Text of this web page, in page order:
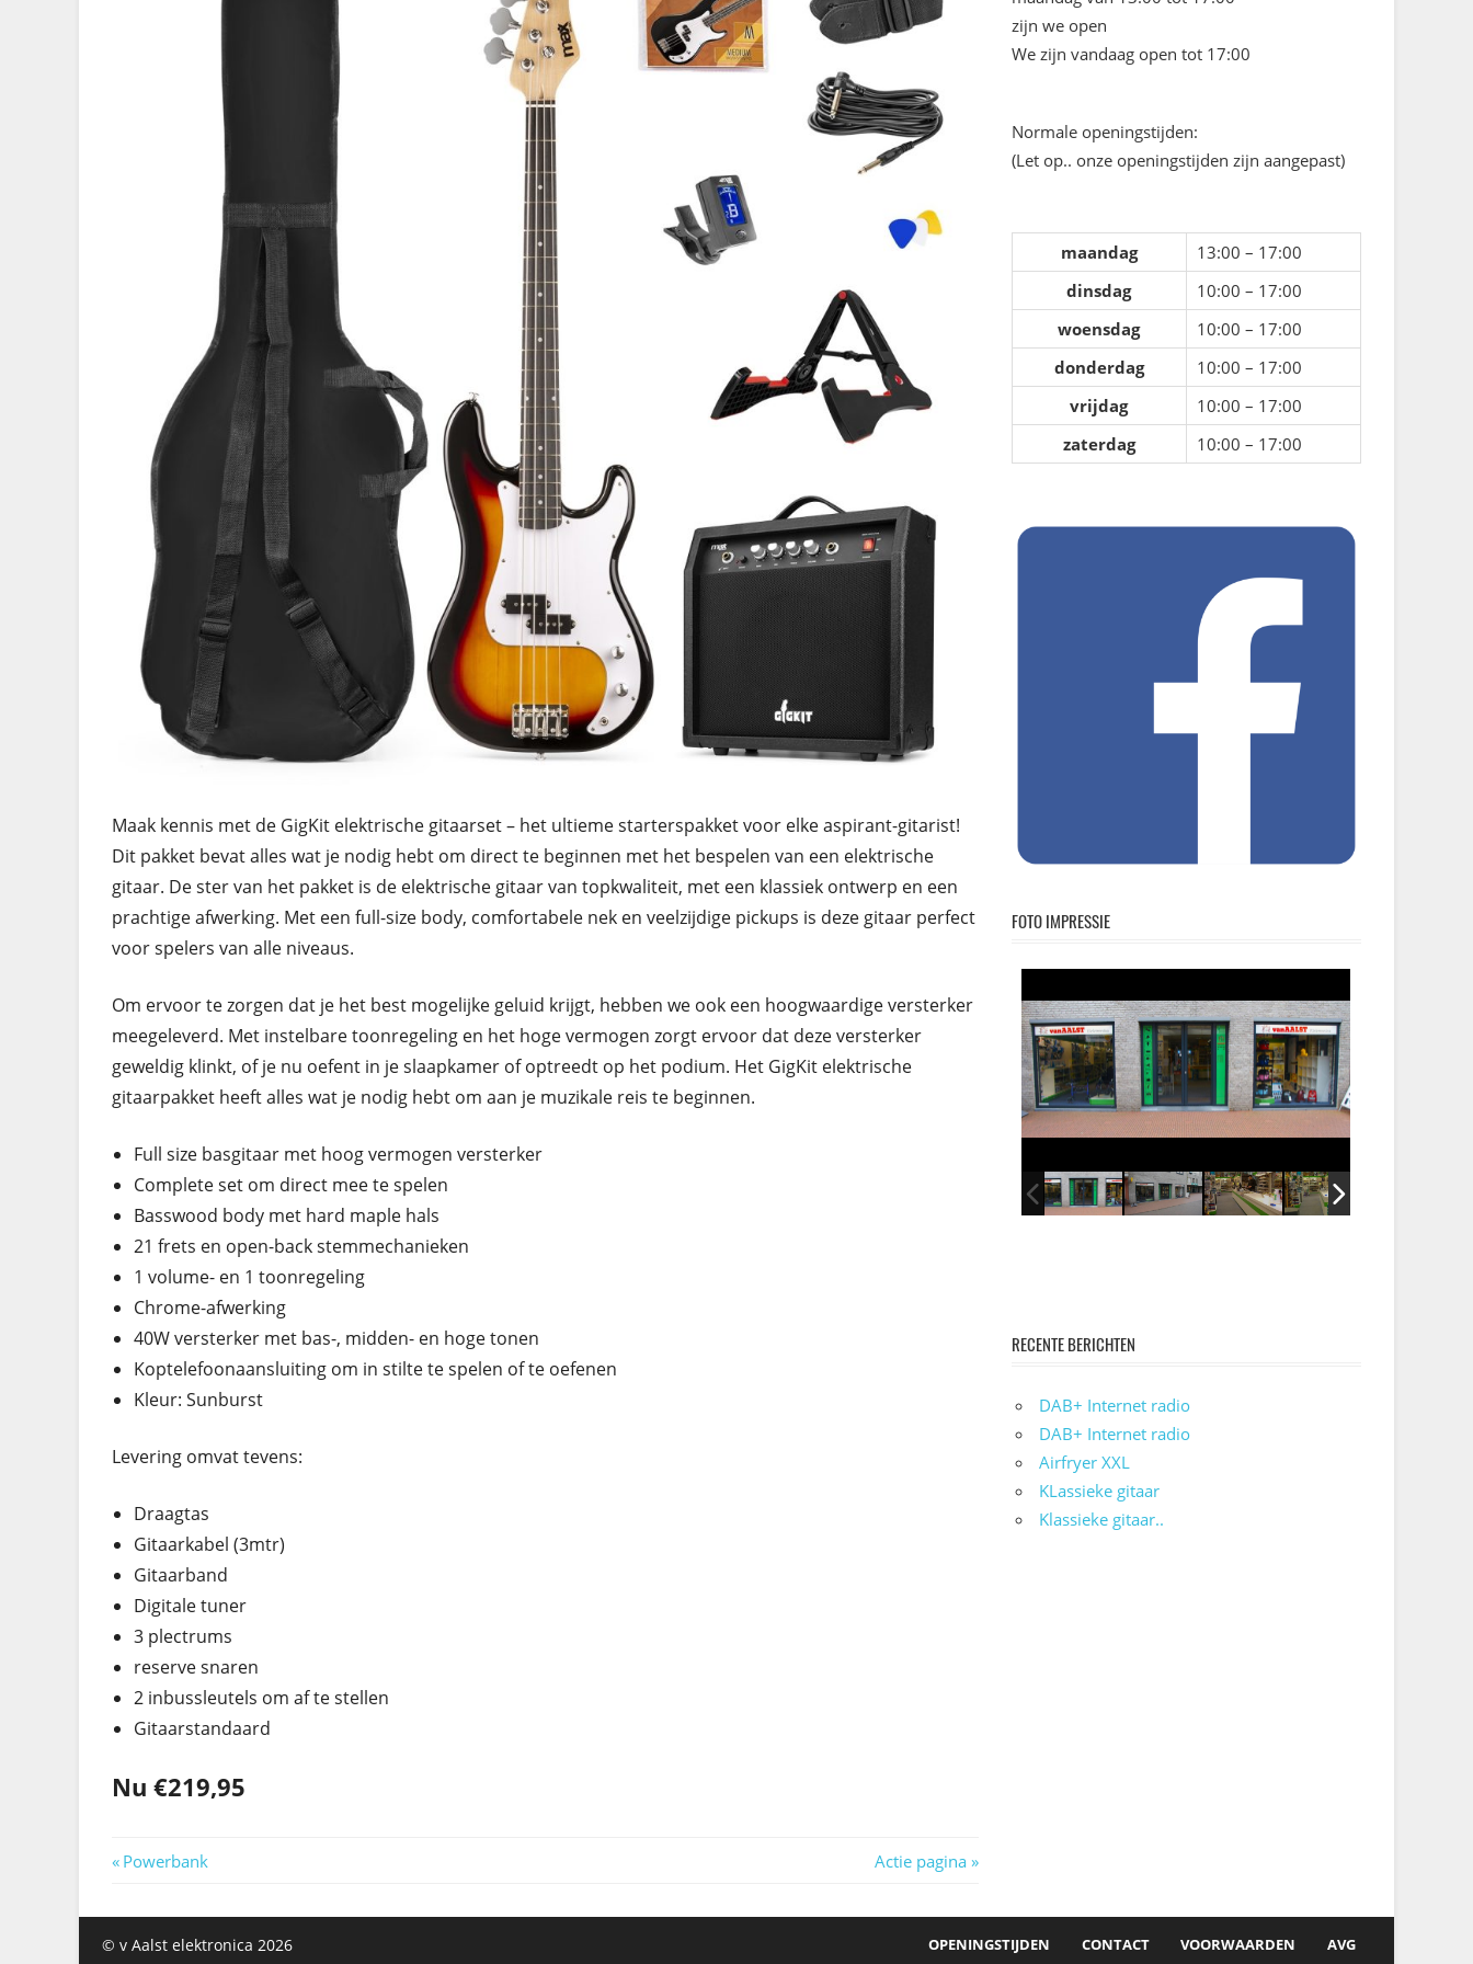
Maak kennis met de GigKit elektrische gitaarset – het ultieme starterspakket voor elke aspirant-gitarist!
Dit pakket bevat alles wat je nodig hebt om direct te beginnen met het bespelen van een elektrische
gitaar. De ster van het pakket is de elektrische gitaar van topkwaliteit, met een klassiek ontwerp en een
prachtige afwerking. Met een full-size body, comfortabele nek en veelzijdige pickups is deze gitaar perfect
voor spelers van alle niveaus.
Om ervoor te zorgen dat je het best mogelijke geluid krijgt, hebben we ook een hoogwaardige versterker
meegeleverd. Met instelbare toonregeling en het hoge vermogen zorgt ervoor dat deze versterker
geweldig klinkt, of je nu oefent in je slaapkamer of optreedt op het podium. Het GigKit elektrische
gitaarpakket heeft alles wat je nodig hebt om aan je muzikale reis te beginnen.
Full size basgitaar met hoog vermogen versterker
Complete set om direct mee te spelen
Basswood body met hard maple hals
21 frets en open-back stemmechanieken
1 volume- en 1 toonregeling
Chrome-afwerking
40W versterker met bas-, midden- en hoge tonen
Koptelefoonaansluiting om in stilte te spelen of te oefenen
Kleur: Sunburst
Levering omvat tevens:
Draagtas
Gitaarkabel (3mtr)
Gitaarband
Digitale tuner
3 plectrums
reserve snaren
2 inbussleutels om af te stellen
Gitaarstandaard
Nu €219,95
Berichtnavigatie
Previous
Powerbank
Next
Actie pagina
zijn we open
We zijn vandaag open tot 17:00
Normale openingstijden:
(Let op.. onze openingstijden zijn aangepast)
maandag
13:00 – 17:00
dinsdag
10:00 – 17:00
woensdag
10:00 – 17:00
donderdag
10:00 – 17:00
vrijdag
10:00 – 17:00
zaterdag
10:00 – 17:00
FOTO IMPRESSIE
RECENTE BERICHTEN
DAB+ Internet radio
DAB+ Internet radio
Airfryer XXL
KLassieke gitaar
Klassieke gitaar..
OPENINGSTIJDEN CONTACT VOORWAARDEN AVG
© v Aalst elektronica 2026